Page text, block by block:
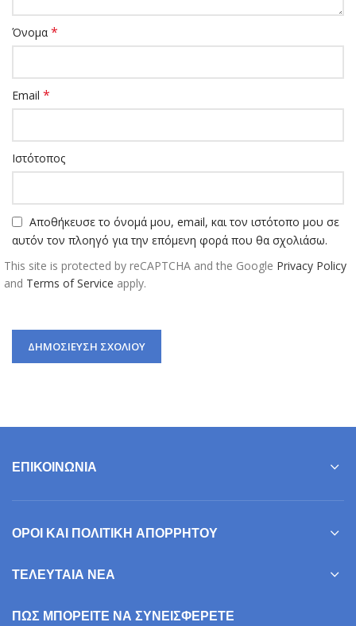
Όνομα *
Email *
Ιστότοπος
Αποθήκευσε το όνομά μου, email, και τον ιστότοπο μου σε
αυτόν τον πλοηγό για την επόμενη φορά που θα σχολιάσω.
This site is protected by reCAPTCHA and the Google Privacy Policy
and Terms of Service apply.
ΕΠΙΚΟΙΝΩΝΊΑ
ΌΡΟΙ ΚΑΙ ΠΟΛΙΤΙΚΉ ΑΠΟΡΡΉΤΟΥ
ΤΕΛΕΥΤΑΊΑ ΝΈΑ
ΠΩΣ ΜΠΟΡΕΊΤΕ ΝΑ ΣΥΝΕΙΣΦΕΡΕΤΕ